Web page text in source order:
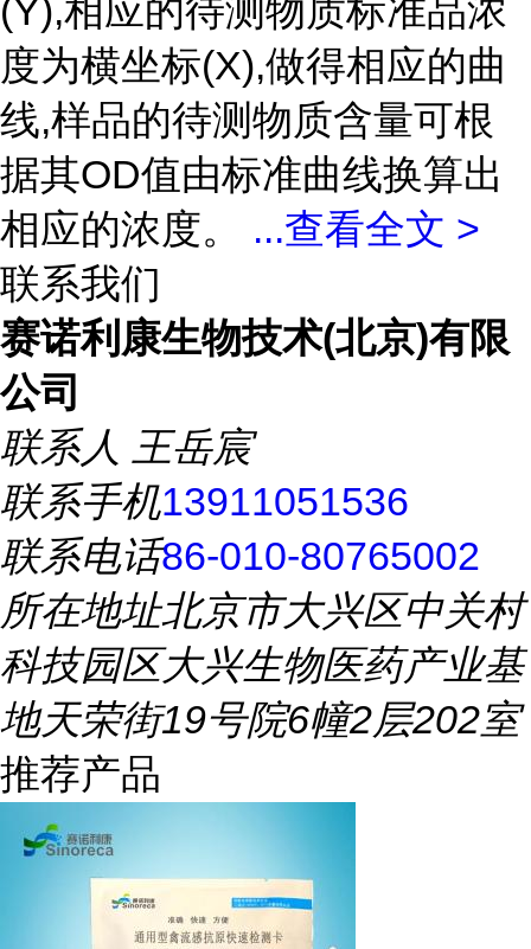
(Y),相应的待测物质标准品浓
度为横坐标(X),做得相应的曲
线,样品的待测物质含量可根
据其OD值由标准曲线换算出
相应的浓度。 ...查看全文 >
联系我们
赛诺利康生物技术(北京)有限
公司
联系人 王岳宸
联系手机13911051536
联系电话86-010-80765002
所在地址北京市大兴区中关村
科技园区大兴生物医药产业基
地天荣街19号院6幢2层202室
推荐产品